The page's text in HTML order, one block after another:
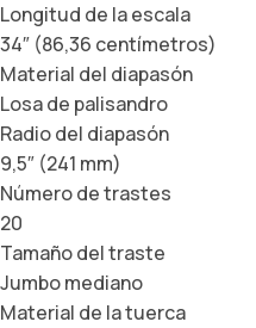
Longitud de la escala
34″ (86,36 centímetros)
Material del diapasón
Losa de palisandro
Radio del diapasón
9,5″ (241 mm)
Número de trastes
20
Tamaño del traste
Jumbo mediano
Material de la tuerca